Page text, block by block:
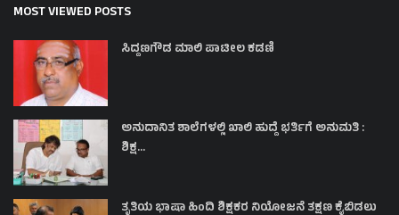
MOST VIEWED POSTS
ಸಿದ್ದಣಗೌಡ ಮಾಲಿ ಪಾಟೀಲ ಕಡಣಿ
ಅನುದಾನಿತ ಶಾಲೆಗಳಲ್ಲಿ ಖಾಲಿ ಹುದ್ದೆ ಭರ್ತಿಗೆ ಅನುಮತಿ :
ಶಿಕ್ಷ...
ತೃತಿಯ ಭಾಷಾ ಹಿಂದಿ ಶಿಕ್ಷಕರ ನಿಯೋಜನೆ ತಕ್ಷಣ ಕೈಬಿಡಲು